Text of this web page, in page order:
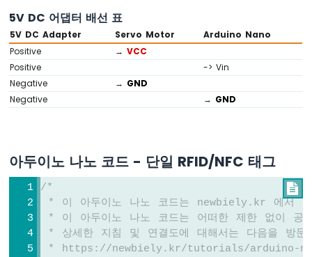
두
이
노
나
노
-
리
치
5V DC 어댑터 배선 표
5V DC Adapter Servo Motor
Arduino Nano
Positive
→VCC
Positive
-> Vin
Negative
→ GND
Negative
→ GND
아두이노 나노 코드 - 단일 RFID/NFC 태그

/*
* 이 아두이노 나노 코드는 newbiely.kr 에서 개
* 이 아두이노 나노 코드는 어떠한 제한 없이 공
* 상세한 지침 및 연결도에 대해서는 다음을 방문
* https://newbiely.kr/tutorials/arduino-